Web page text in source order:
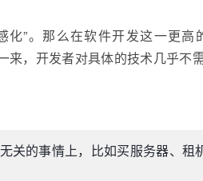
”。那么在软件开发这一更高
，开发者对具体的技术几乎不
的事情上，比如买服务器、